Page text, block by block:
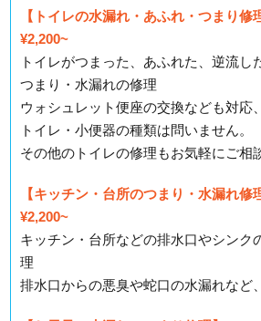
【トイレの水漏れ・あふれ・つまり修
¥2,200~
トイレがつまった、あふれた、逆流
つまり・水漏れの修理
ウォシュレット便座の交換なども対応
トイレ・小便器の種類は問いません。
その他のトイレの修理もお気軽にご相
【キッチン・台所のつまり・水漏れ修
¥2,200~
キッチン・台所などの排水口やシンク
理
排水口からの悪臭や蛇口の水漏れなど